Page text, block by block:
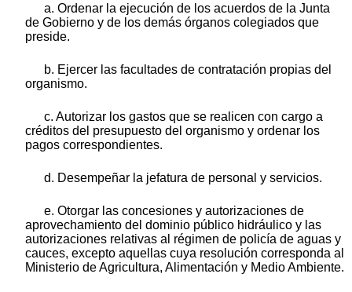
a. Ordenar la ejecución de los acuerdos de la Junta
de Gobierno y de los demás órganos colegiados que
preside.
b. Ejercer las facultades de contratación propias del
organismo.
c. Autorizar los gastos que se realicen con cargo a
créditos del presupuesto del organismo y ordenar los
pagos correspondientes.
d. Desempeñar la jefatura de personal y servicios.
e. Otorgar las concesiones y autorizaciones de
aprovechamiento del dominio público hidráulico y las
autorizaciones relativas al régimen de policía de aguas y
cauces, excepto aquellas cuya resolución corresponda al
Ministerio de Agricultura, Alimentación y Medio Ambiente.